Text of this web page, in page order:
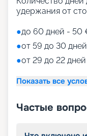
удержания от
●до 60 дней - 50
●от 59 до 30 дней
●от 29 до 22 дней
Показать все
Частые